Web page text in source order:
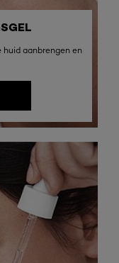
huid aanbrengen en